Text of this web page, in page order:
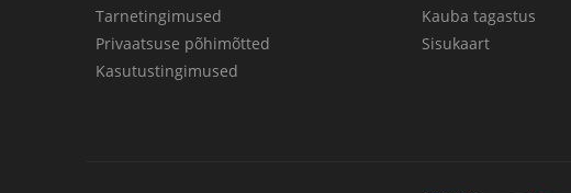
Tarnetingimused
Privaatsuse põhimõtted
Kasutustingimused
Kauba tagastus
Sisukaart